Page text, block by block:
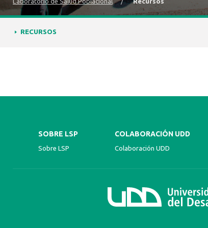
RECURSOS
SOBRE LSP
Sobre LSP
COLABORACIÓN UDD
Colaboración UDD